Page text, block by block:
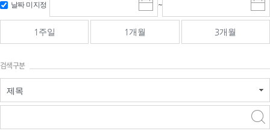
날짜 미지정
시
작
일
선
~
종
료
선
1주일 1개월 3개월
검색구분
제목